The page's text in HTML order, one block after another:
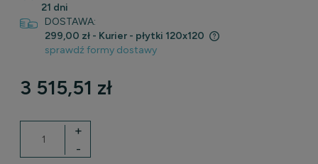
21 dni
DOSTAWA:
299,00 zł - Kurier - płytki 120x120
Cena nie zawiera ewentualnych kosztów płatności
sprawdź formy dostawy
3 515,51 zł
-
+